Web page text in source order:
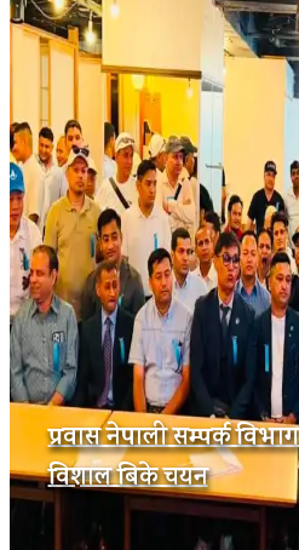
प्रवास नेपाली सम्पर्क
विशाल बिके चयन